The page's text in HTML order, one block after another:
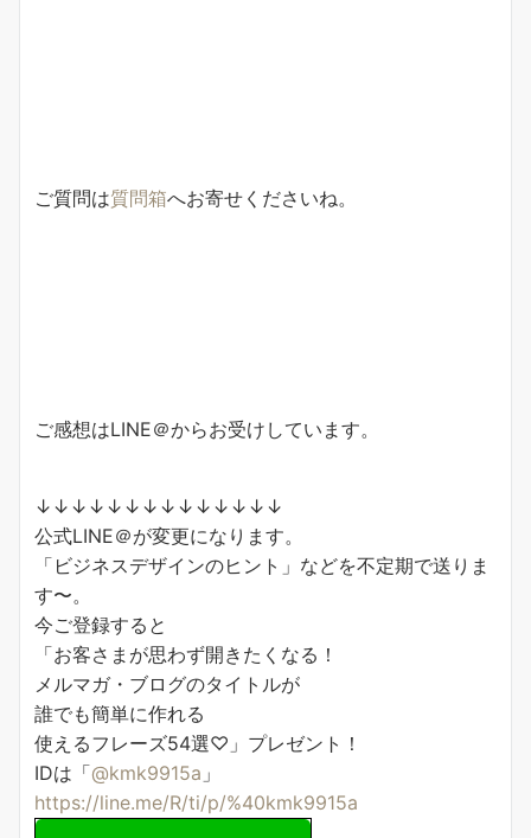
ご質問は質問箱へお寄せくださいね。
ご感想はLINE＠からお受けしています。
↓↓↓↓↓↓↓↓↓↓↓↓↓↓
公式LINE＠が変更になります。
「ビジネスデザインのヒント」などを不定期で送りま
す〜。
今ご登録すると
「お客さまが思わず開きたくなる！
メルマガ・ブログのタイトルが
誰でも簡単に作れる
使えるフレーズ54選♡」プレゼント！
IDは「@kmk9915a 」
https://line.me/R/ti/p/%40kmk9915a